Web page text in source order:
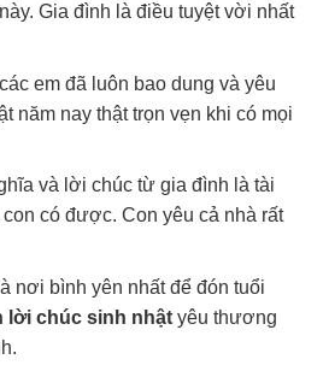
Gia đình là điều tuyệt vời nhất
em đã luôn bao dung và yêu
năm nay thật trọn vẹn khi có mọi
và lời chúc từ gia đình là tài
có được. Con yêu cả nhà rất
nơi bình yên nhất để đón tuổi
lời chúc sinh nhậtyêu thương